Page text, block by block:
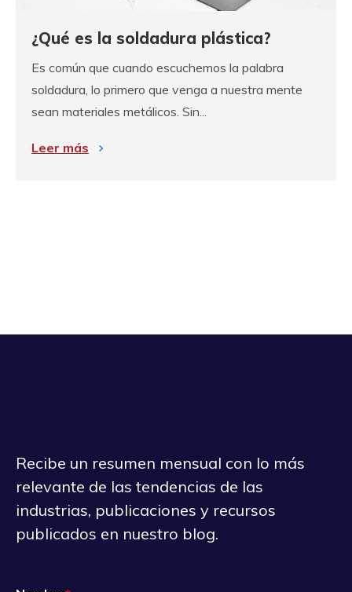
¿Qué es la soldadura plástica?
Es común que cuando escuchemos la palabra
soldadura, lo primero que venga a nuestra mente
sean materiales metálicos. Sin...
Leer más
Recibe un resumen mensual con lo más
relevante de las tendencias de las
industrias, publicaciones y recursos
publicados en nuestro blog.